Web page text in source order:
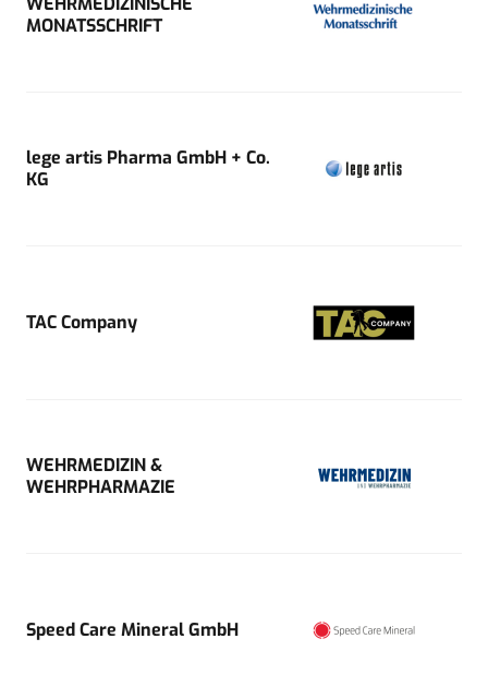
MONATSSCHRIFT
lege artis Pharma GmbH + Co.
KG
TAC Company
WEHRMEDIZIN &
WEHRPHARMAZIE
Speed Care Mineral GmbH